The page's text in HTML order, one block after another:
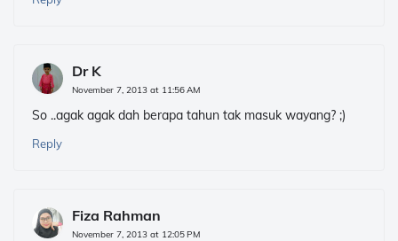
Dr K
November 7, 2013 at 11:56 AM
So ..agak agak dah berapa tahun tak masuk wayang? ;)
Reply
Fiza Rahman
November 7, 2013 at 12:05 PM